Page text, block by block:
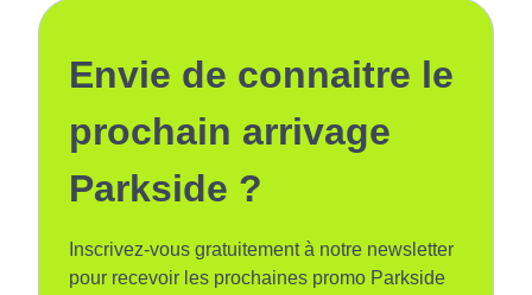
Envie de connaitre le
prochain arrivage
Parkside ?
Inscrivez-vous gratuitement à notre newsletter
pour recevoir les prochaines promo Parkside